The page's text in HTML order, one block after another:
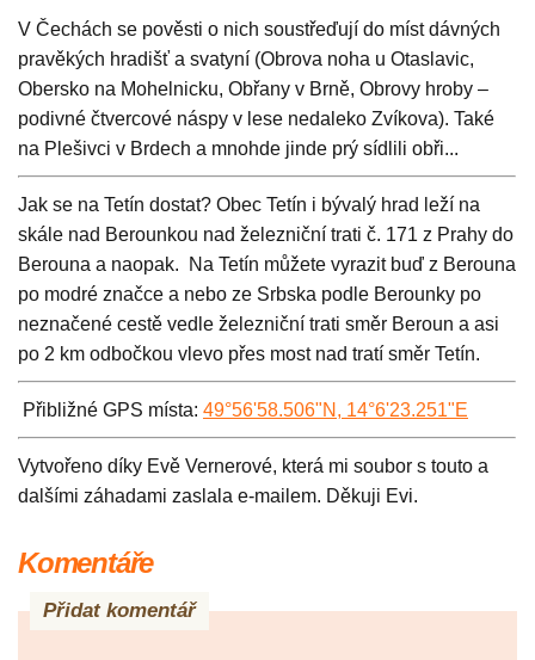
V Čechách se pověsti o nich soustřeďují do míst dávných
pravěkých hradišť a svatyní (Obrova noha u Otaslavic,
Obersko na Mohelnicku, Obřany v Brně, Obrovy hroby –
podivné čtvercové náspy v lese nedaleko Zvíkova). Také
na Plešivci v Brdech a mnohde jinde prý sídlili obři...
Jak se na Tetín dostat? Obec Tetín i bývalý hrad leží na
skále nad Berounkou nad železniční trati č. 171 z Prahy do
Berouna a naopak. Na Tetín můžete vyrazit buď z Berouna
po modré značce a nebo ze Srbska podle Berounky po
neznačené cestě vedle železniční trati směr Beroun a asi
po 2 km odbočkou vlevo přes most nad tratí směr Tetín.
Přibližné GPS místa: 49°56'58.506"N, 14°6'23.251"E
Vytvořeno díky Evě Vernerové, která mi soubor s touto a
dalšími záhadami zaslala e-mailem. Děkuji Evi.
Komentáře
Přidat komentář